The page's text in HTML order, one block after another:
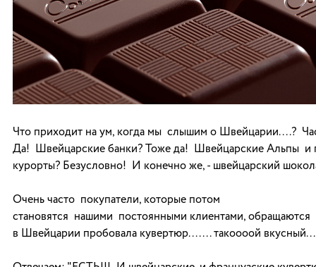
Что приходит на ум, когда мы слышим о Швейцарии....?
Да! Швейцарские банки? Тоже да! Швейцарские Альпы и
курорты? Безусловно! И конечно же, - швейцарский
Очень часто покупатели, которые потом
становятся нашими постоянными клиентами,
в Швейцарии пробовала кувертюр....... такоооой вкусный...